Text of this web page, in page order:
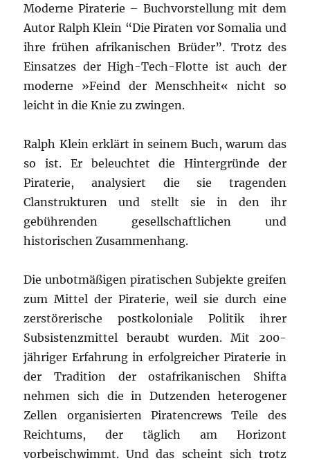
Moderne Piraterie – Buchvorstellung mit dem
Autor Ralph Klein “Die Piraten vor Somalia und
ihre frühen afrikanischen Brüder”. Trotz des
Einsatzes der High-Tech-Flotte ist auch der
moderne »Feind der Menschheit« nicht so
leicht in die Knie zu zwingen.
Ralph Klein erklärt in seinem Buch, warum das
so ist. Er beleuchtet die Hintergründe der
Piraterie, analysiert die sie tragenden
Clanstrukturen und stellt sie in den ihr
gebührenden gesellschaftlichen und
historischen Zusammenhang.
Die unbotmäßigen piratischen Subjekte greifen
zum Mittel der Piraterie, weil sie durch eine
zerstörerische postkoloniale Politik ihrer
Subsistenzmittel beraubt wurden. Mit 200-
jähriger Erfahrung in erfolgreicher Piraterie in
der Tradition der ostafrikanischen Shifta
nehmen sich die in Dutzenden heterogener
Zellen organisierten Piratencrews Teile des
Reichtums, der täglich am Horizont
vorbeischwimmt. Und das scheint sich trotz